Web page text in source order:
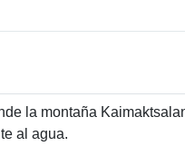
la montaña
al agua.